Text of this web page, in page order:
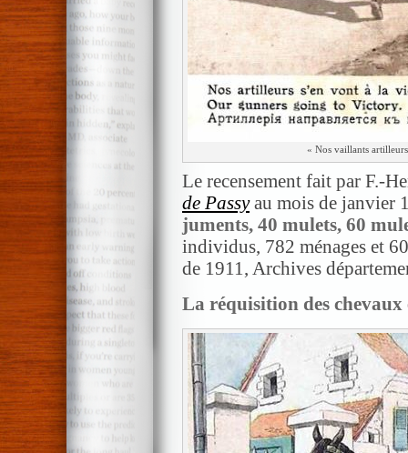
« Nos vaillants
Le recensement fait par F.-
de Passyau mois de janvier
juments, 40 mulets, 60
individus, 782 ménages et
de 1911, Archives
La réquisition des chevaux